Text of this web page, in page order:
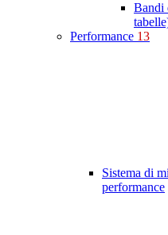
Bandi
Performance 13
Sistema di
performance